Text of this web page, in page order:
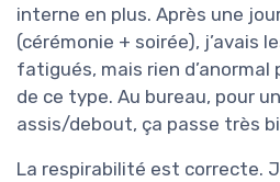
interne en plus. Après une
(cérémonie + soirée), j’avais
fatigués, mais rien d’anormal
de ce type. Au bureau, pour
assis/debout, ça passe très
La respirabilité est correcte.